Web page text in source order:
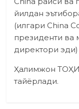
йилдан
(илгари China
президенти ва
директори
Ҳалимжон
тайёрлади.